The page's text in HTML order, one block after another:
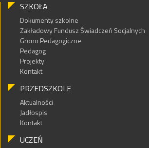
SZKOŁA
Dokumenty szkolne
Zakładowy Fundusz Świadczeń Socjalnych
Grono Pedagogiczne
Pedagog
Projekty
Kontakt
PRZEDSZKOLE
Aktualności
Jadłospis
Kontakt
UCZEŃ